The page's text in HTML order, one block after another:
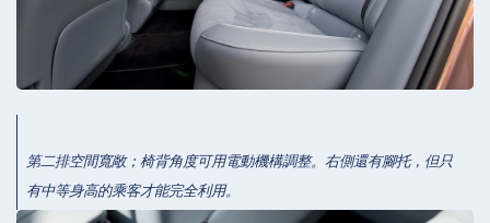
第二排空間寬敞；椅背角度可用電動機構調整。右側還有腳托，但只
有中等身高的乘客才能完全利用。